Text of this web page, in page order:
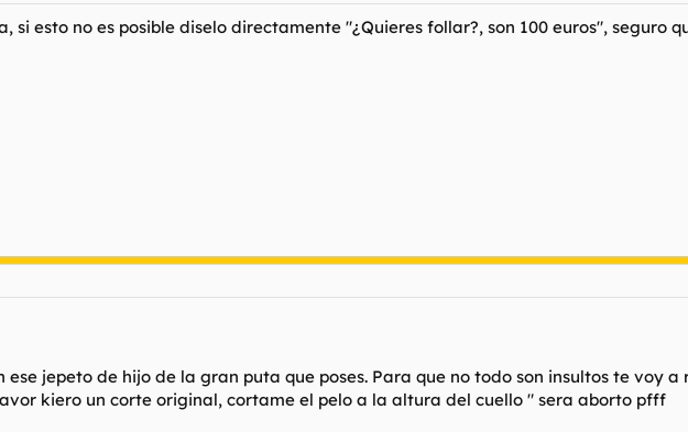
si esto no es posible diselo directamente "¿Quieres follar?, son 100 euros", seguro
ese jepeto de hijo de la gran puta que poses. Para que no todo son insultos te voy
kiero un corte original, cortame el pelo a la altura del cuello " sera aborto pfff